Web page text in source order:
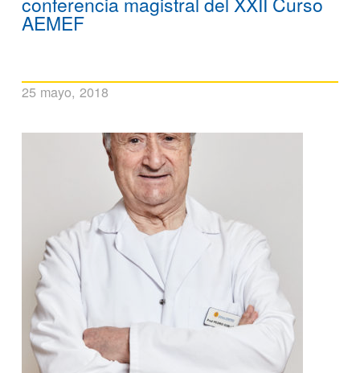
AEMEF
25 mayo, 2018